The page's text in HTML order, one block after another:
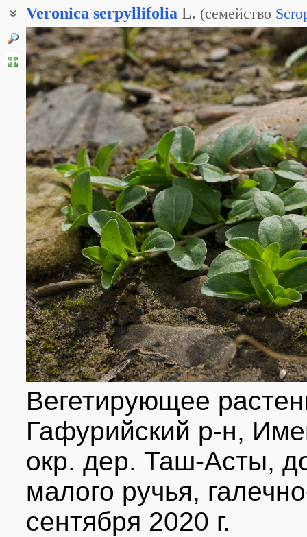
Veronica serpyllifolia L. (семейство
Вероника тимьянная
Вероника тоненькая
Вегетирующее
Гафурийский р-н,
окр. дер. Таш-Асты,
малого ручья,
сентября 2020 г.